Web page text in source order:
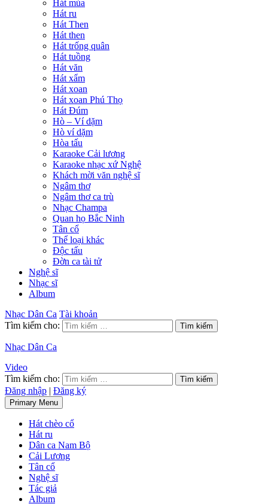
Hát múa
Hát ru
Hát Then
Hát then
Hát trống quân
Hát tuồng
Hát văn
Hát xẩm
Hát xoan
Hát xoan Phú Thọ
Hát Đúm
Hò – Ví dặm
Hò ví dặm
Hòa tấu
Karaoke Cải lương
Karaoke nhạc xứ Nghệ
Khách mời văn nghệ sĩ
Ngâm thơ
Ngâm thơ ca trù
Nhạc Champa
Quan họ Bắc Ninh
Tân cổ
Thể loại khác
Độc tấu
Đờn ca tài tử
Nghệ sĩ
Nhạc sĩ
Album
Nhạc Dân Ca Tài khoản
Tìm kiếm cho:
Nhạc Dân Ca
Video
Tìm kiếm cho:
Đăng nhập | Đăng ký
Primary Menu
Hát chèo cổ
Hát ru
Dân ca Nam Bộ
Cải Lương
Tân cổ
Nghệ sĩ
Tác giả
Album